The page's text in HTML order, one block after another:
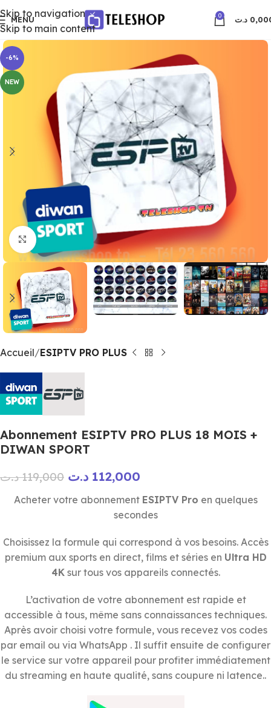
Skip to navigation
Skip to main content
MENU 0 د.ت
-6%
NEW
Click to enlarge
Accueil ESIPTV PRO PLUS
Abonnement ESIPTV PRO PLUS 18 MOIS +
DIWAN SPORT
119,000 د.ت 112,000 د.ت
Acheter votre abonnement ESIPTV Pro en quelques
secondes
Choisissez la formule qui correspond à vos besoins. Accès
premium aux sports en direct, films et séries en Ultra HD
4Ksur tous vos appareils connectés.
L’activation de votre abonnement est rapide et
accessible à tous, même sans connaissances techniques.
Après avoir choisi votre formule, vous recevez vos codes
par email ou via WhatsApp . Il suffit ensuite de configurer
le service sur votre appareil pour profiter immédiatement
du streaming en haute qualité, sans coupure ni latence..